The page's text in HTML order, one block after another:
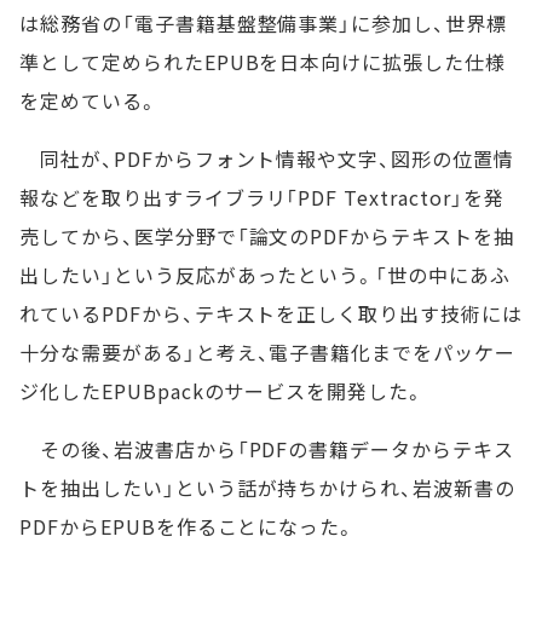
は総務省の「電子書籍基盤整備事業」に参加し、世界標
準として定められたEPUBを日本向けに拡張した仕様
を定めている。
同社が、PDFからフォント情報や文字、図形の位置情
報などを取り出すライブラリ「PDF Textractor」を発
売してから、医学分野で「論文のPDFからテキストを抽
出したい」という反応があったという。「世の中にあふ
れているPDFから、テキストを正しく取り出す技術には
十分な需要がある」と考え、電子書籍化までをパッケー
ジ化したEPUBpackのサービスを開発した。
その後、岩波書店から「PDFの書籍データからテキス
トを抽出したい」という話が持ちかけられ、岩波新書の
PDFからEPUBを作ることになった。